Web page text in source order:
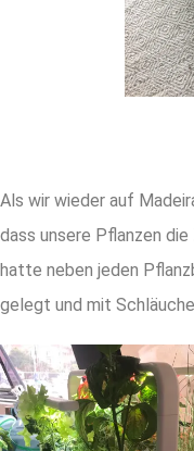
Als wir wieder auf
dass unsere Pflanzen
hatte neben jeden
gelegt und mit